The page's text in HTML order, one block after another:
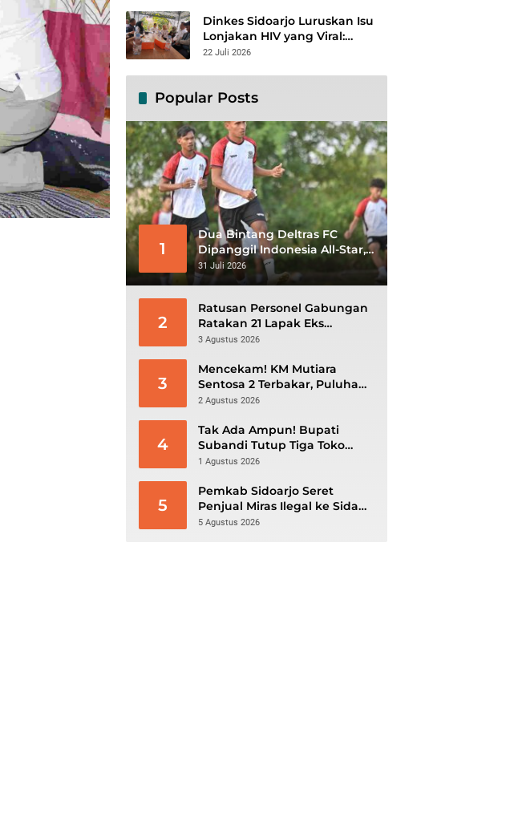
Dinkes Sidoarjo Luruskan Isu
Lonjakan HIV yang Viral:
Jangan Percaya Spekulasi,
22 Juli 2026
Popular Posts
1
Dua Bintang Deltras FC
Dipanggil Indonesia All-Star,
Siap Tantang Aston Villa di
GBK
31 Juli 2026
2
Ratusan Personel Gabungan
Ratakan 21 Lapak Eks
Lokalisasi Krengseng
3 Agustus 2026
3
Mencekam! KM Mutiara
Sentosa 2 Terbakar, Puluhan
Penumpang Masih Bertahan
2 Agustus 2026
4
Tak Ada Ampun! Bupati
Subandi Tutup Tiga Toko
Miras Nakal, Ratusan Botol
1 Agustus 2026
5
Pemkab Sidoarjo Seret
Penjual Miras Ilegal ke Sidang
Tipiring
5 Agustus 2026